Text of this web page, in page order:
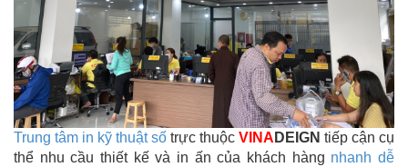
Trung tâm in kỹ thuật số trực thuộc VINA DEIGN tiếp cận cụ
thể nhu cầu thiết kế và in ấn của khách hàng nhanh dễ